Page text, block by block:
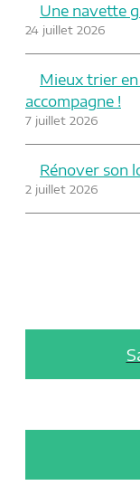
Une navette
24 juillet 2026
Mieux trier
accompagne !
7 juillet 2026
Rénover son
2 juillet 2026